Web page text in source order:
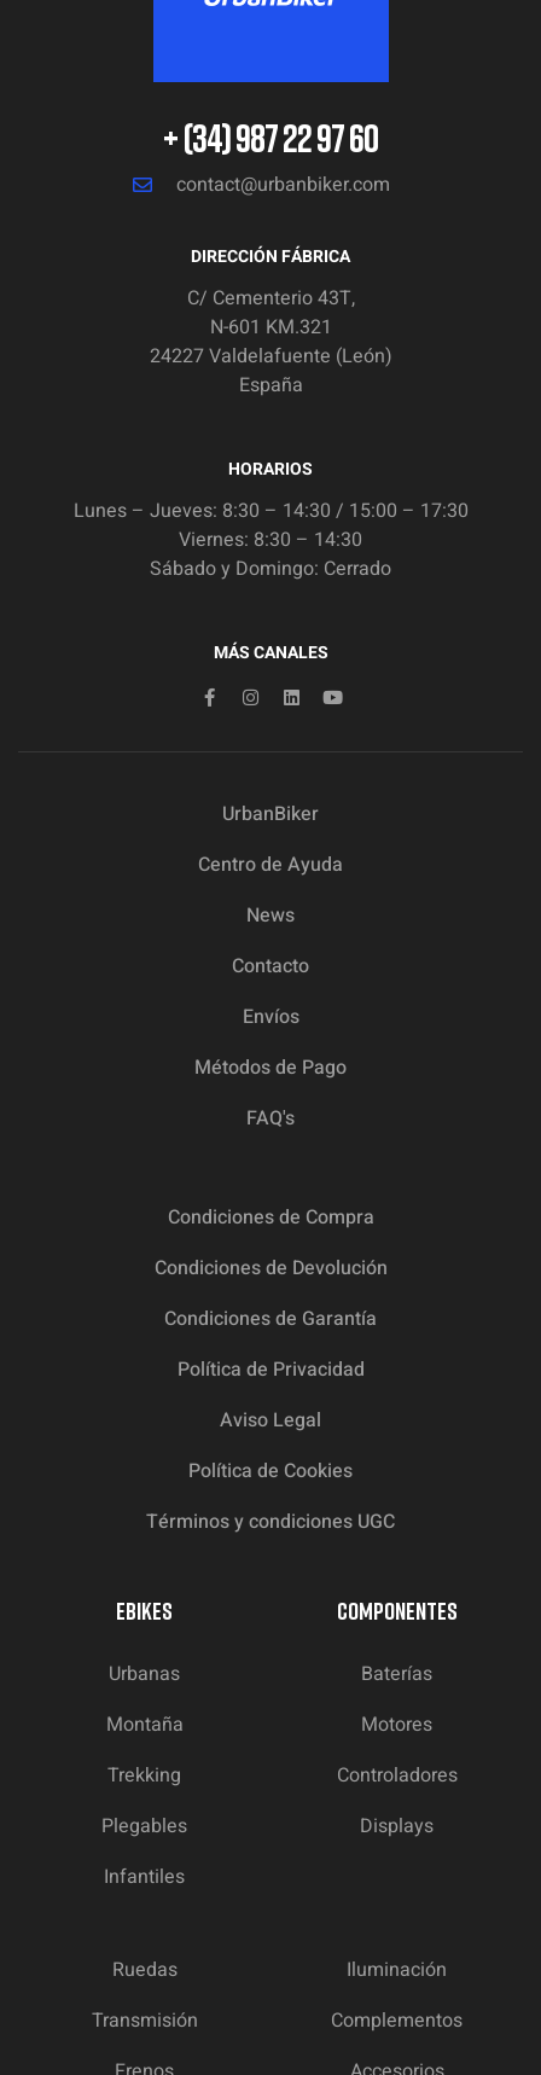
+ (34) 987 22 97 60
contact@urbanbiker.com
DIRECCIÓN FÁBRICA
C/ Cementerio 43T,
N-601 KM.321
24227 Valdelafuente (León)
España
HORARIOS
Lunes – Jueves: 8:30 – 14:30 / 15:00 – 17:30
Viernes: 8:30 – 14:30
Sábado y Domingo: Cerrado
MÁS CANALES
UrbanBiker
Centro de Ayuda
News
Contacto
Envíos
Métodos de Pago
FAQ's
Condiciones de Compra
Condiciones de Devolución
Condiciones de Garantía
Política de Privacidad
Aviso Legal
Política de Cookies
Términos y condiciones UGC
EBIKES
Urbanas
Montaña
Trekking
Plegables
Infantiles
COMPONENTES
Baterías
Motores
Controladores
Displays
Ruedas
Transmisión
Iluminación
Complementos